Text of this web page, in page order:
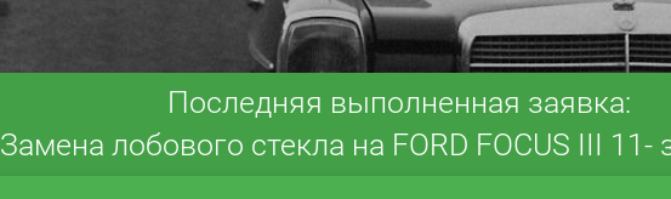
Последняя выполненная заявка:
Замена лобового стекла на FORD FOCUS III 11-